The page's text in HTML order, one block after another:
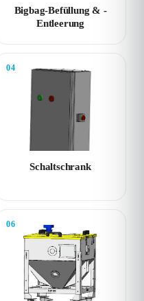
Bigbag-Befüllung & -
Entleerung
04
Schaltschrank
06